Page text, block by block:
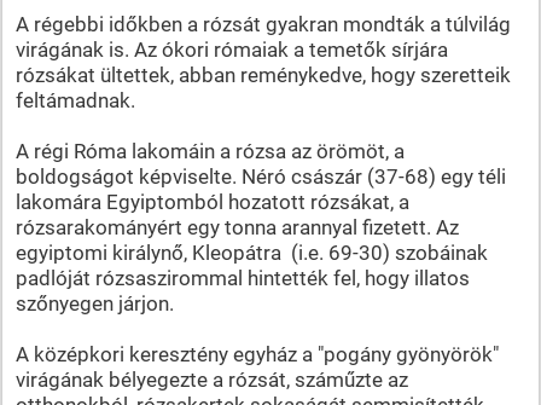
A régebbi időkben a rózsát gyakran mondták a túlvilág
virágának is. Az ókori rómaiak a temetők sírjára
rózsákat ültettek, abban reménykedve, hogy szeretteik
feltámadnak.
A régi Róma lakomáin a rózsa az örömöt, a
boldogságot képviselte. Néró császár (37-68) egy téli
lakomára Egyiptomból hozatott rózsákat, a
rózsarakományért egy tonna arannyal fizetett. Az
egyiptomi királynő, Kleopátra (i.e. 69-30) szobáinak
padlóját rózsaszirommal hintették fel, hogy illatos
szőnyegen járjon.
A középkori keresztény egyház a "pogány gyönyörök"
virágának bélyegezte a rózsát, száműzte az